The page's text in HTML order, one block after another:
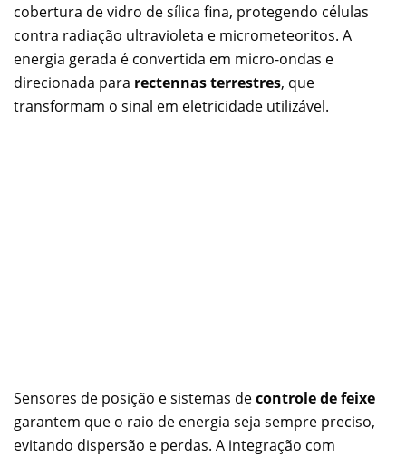
cobertura de vidro de sílica fina, protegendo células
contra radiação ultravioleta e micrometeoritos. A
energia gerada é convertida em micro-ondas e
direcionada para rectennas terrestres, que
transformam o sinal em eletricidade utilizável.
Sensores de posição e sistemas decontrole de feixe
garantem que o raio de energia seja sempre preciso,
evitando dispersão e perdas. A integração com